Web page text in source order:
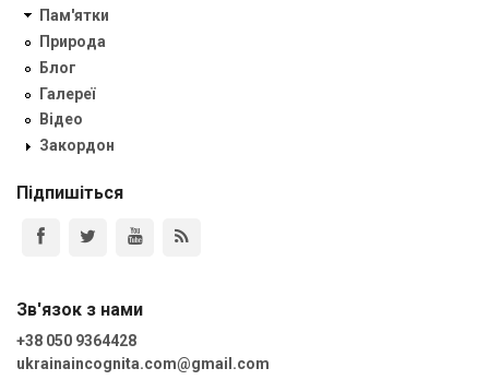
Пам'ятки
Природа
Блог
Галереї
Відео
Закордон
Підпишіться
Зв'язок з нами
+38 050 9364428
ukrainaincognita.com@gmail.com